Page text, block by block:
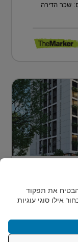
שכר הדירה
אחת
משקיעים
את תפקוד
אילו סוגי עוגיות